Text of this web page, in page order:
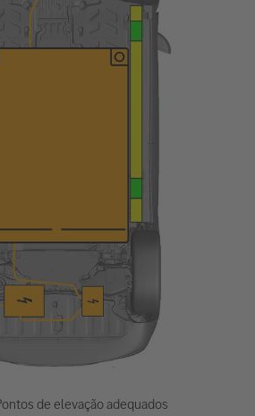
de elevação adequados